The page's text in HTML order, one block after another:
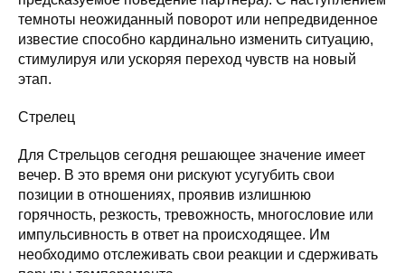
темноты неожиданный поворот или непредвиденное
известие способно кардинально изменить ситуацию,
стимулируя или ускоряя переход чувств на новый
этап.
Стрелец
Для Стрельцов сегодня решающее значение имеет
вечер. В это время они рискуют усугубить свои
позиции в отношениях, проявив излишнюю
горячность, резкость, тревожность, многословие или
импульсивность в ответ на происходящее. Им
необходимо отслеживать свои реакции и сдерживать